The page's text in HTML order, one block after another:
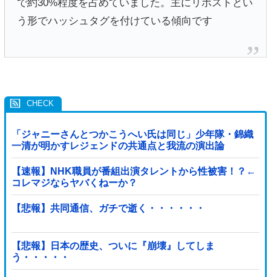
で約30%程度を占めていました。主にリポストとい
う形でハッシュタグを付けている傾向です
「ジャニーさんとつかこうへい氏は同じ」少年隊・錦織
一清が明かすレジェンドの共通点と我流の演出論
【速報】NHK職員が番組出演タレントから性被害！？←
コレマジならヤバくねーか？
【悲報】共同通信、ガチで逝く・・・・・・
【悲報】日本の歴史、ついに『崩壊』してしま
う・・・・・